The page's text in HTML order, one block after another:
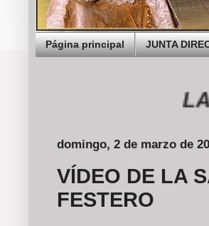
Página principal JUNTA
LAS
domingo, 2 de marzo de
VÍDEO DE LA
FESTERO